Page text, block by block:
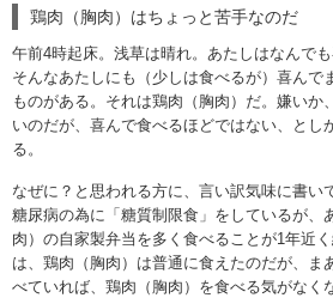
鶏肉（胸肉）はちょっと苦手なのだ
午前4時起床。浅草は晴れ。あたしはなんで
そんなあたしにも（少しは食べるが）喜んで
ものがある。それは鶏肉（胸肉）だ。嫌いか
いのだが、喜んで食べるほどではない、とし
る。
なぜに？と思われる方に、言い訳気味に書い
糖尿病の為に「糖質制限食」をしているが、
肉）の自家製弁当を多く食べることが1年近
は、鶏肉（胸肉）は普通に食えたのだが、ま
べていれば、鶏肉（胸肉）を食べる気がなく